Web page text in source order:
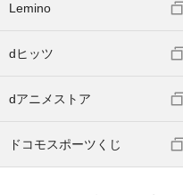
Lemino
dヒッツ
dアニメストア
ドコモスポーツくじ